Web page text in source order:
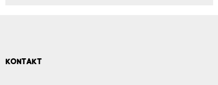
KONTAKT